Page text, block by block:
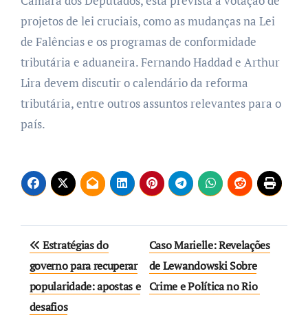
projetos de lei cruciais, como as mudanças na Lei
de Falências e os programas de conformidade
tributária e aduaneira. Fernando Haddad e Arthur
Lira devem discutir o calendário da reforma
tributária, entre outros assuntos relevantes para o
país.
Navegação
de
Post
Estratégias do
governo para recuperar
popularidade: apostas e
desafios
Caso Marielle: Revelações
de Lewandowski Sobre
Crime e Política no Rio